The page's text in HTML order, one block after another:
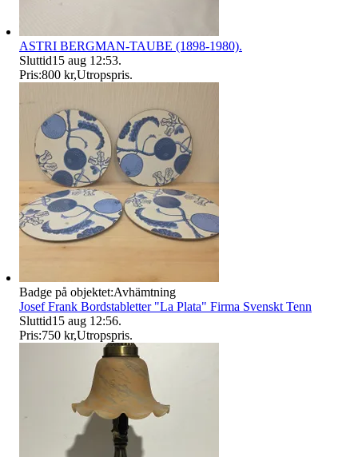
ASTRI BERGMAN-TAUBE (1898-1980).
Sluttid15 aug 12:53.
Pris:800 kr,Utropspris.
Badge på objektet:Avhämtning
Josef Frank Bordstabletter "La Plata" Firma Svenskt Tenn
Sluttid15 aug 12:56.
Pris:750 kr,Utropspris.